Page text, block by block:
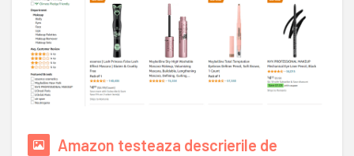
Amazon testeaza descrierile de